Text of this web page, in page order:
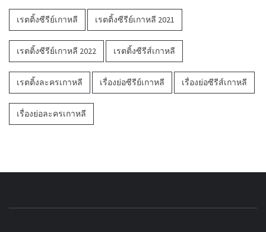
เรตติ้งซีรีย์เกาหลี เรตติ้งซีรีย์เกาหลี 2021
เรตติ้งซีรีย์เกาหลี 2022 เรตติ้งซีรีส์เกาหลี
เรตติ้งละครเกาหลี เรื่องย่อซีรีย์เกาหลี เรื่องย่อซีรีส์เกาหลี
เรื่องย่อละครเกาหลี